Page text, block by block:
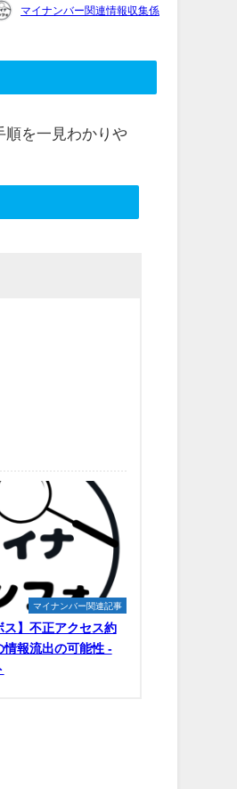
マイナンバー関連情報収集係
順を一見わかりや
マイナンバー関連記事
ス】不正アクセス約
情報流出の可能性 -